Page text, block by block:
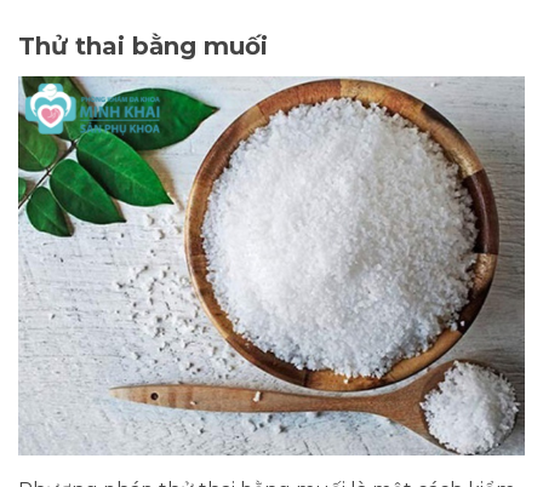
Thử thai bằng muối